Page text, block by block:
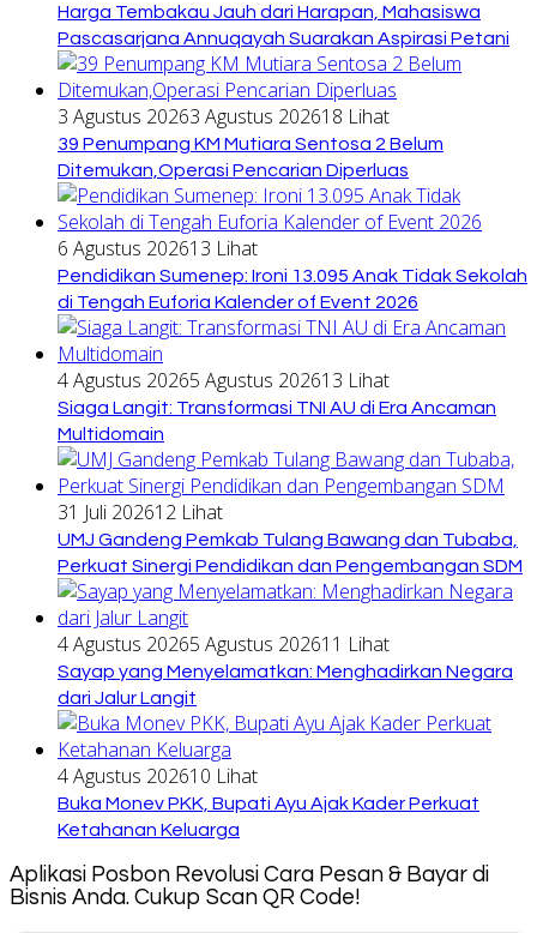
Harga Tembakau Jauh dari Harapan, Mahasiswa
Pascasarjana Annuqayah Suarakan Aspirasi Petani
3 Agustus 20263 Agustus 202618 Lihat
39 Penumpang KM Mutiara Sentosa 2 Belum
Ditemukan,Operasi Pencarian Diperluas
6 Agustus 202613 Lihat
Pendidikan Sumenep: Ironi 13.095 Anak Tidak Sekolah
di Tengah Euforia Kalender of Event 2026
4 Agustus 20265 Agustus 202613 Lihat
Siaga Langit: Transformasi TNI AU di Era Ancaman
Multidomain
31 Juli 202612 Lihat
UMJ Gandeng Pemkab Tulang Bawang dan Tubaba,
Perkuat Sinergi Pendidikan dan Pengembangan SDM
4 Agustus 20265 Agustus 202611 Lihat
Sayap yang Menyelamatkan: Menghadirkan Negara
dari Jalur Langit
4 Agustus 202610 Lihat
Buka Monev PKK, Bupati Ayu Ajak Kader Perkuat
Ketahanan Keluarga
Aplikasi Posbon Revolusi Cara Pesan & Bayar di
Bisnis Anda. Cukup Scan QR Code!